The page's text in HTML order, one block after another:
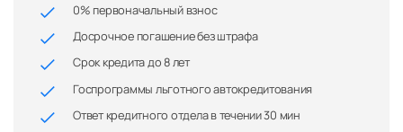
0% первоначальный взнос
Досрочное погашение без штрафа
Срок кредита до 8 лет
Госпрограммы льготного автокредитования
Ответ кредитного отдела в течении 30 мин